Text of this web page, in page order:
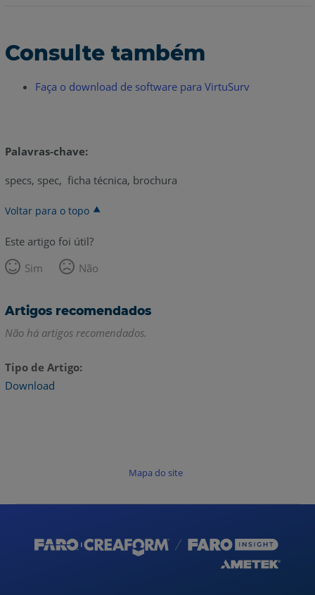
Consulte também
Faça o download de software para VirtuSurv
Palavras-chave:
specs, spec, ficha técnica, brochura
Voltar para o topo
Este artigo foi útil?
Sim
Não
Artigos recomendados
Não há artigos recomendados.
Tipo de Artigo
Download
Mapa do site